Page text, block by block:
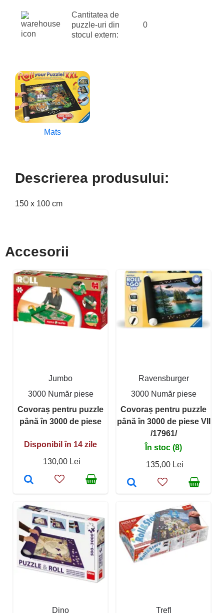
Cantitatea de
puzzle-uri din
stocul extern:
0
Mats
Descrierea produsului:
150 x 100 cm
Accesorii
Jumbo
3000 Număr piese
Covoraș pentru puzzle
până în 3000 de piese
Disponibil în 14 zile
130,00 Lei
Ravensburger
3000 Număr piese
Covoraș pentru puzzle
până în 3000 de piese VII
/17961/
În stoc (8)
135,00 Lei
Dino Trefl